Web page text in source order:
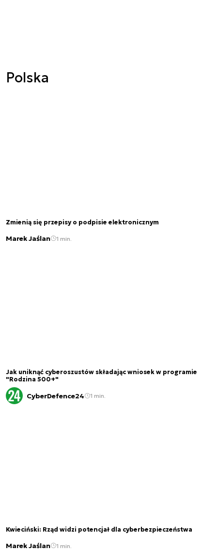
Polska
Zmienią się przepisy o podpisie elektronicznym
Marek Jaślan 1 min.
Jak uniknąć cyberoszustów składając wniosek w programie
"Rodzina 500+"
CyberDefence24 1 min.
Kwieciński: Rząd widzi potencjał dla cyberbezpieczeństwa
Marek Jaślan 1 min.